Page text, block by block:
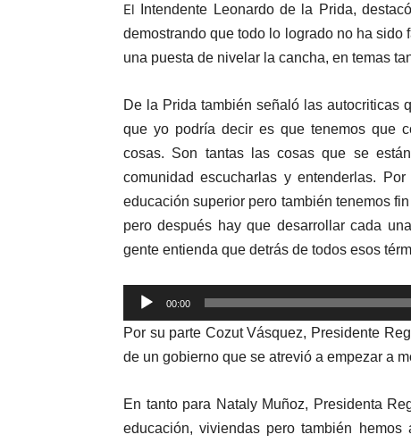
El Intendente Leonardo de la Prida,
demostrandoque todo lo logrado no ha sido
una puesta de nivelar la cancha, en temas
De la Prida también señaló las autocriticas
que yo podría decir es que tenemos que
cosas. Son tantas las cosas que se
comunidad escucharlas y entenderlas.
educación superior pero también tenemos
pero después hay que desarrollar cada
gente entienda que detrás de todos esos
Reproductor
de
audio
00:00
Por su parte Cozut Vásquez, Presidente
de un gobierno que se atrevió a empezar a
En tanto para Nataly Muñoz, Presidenta
educación, viviendas pero también